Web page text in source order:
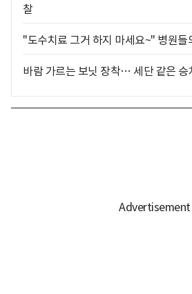
찰
"도수치료 그거 하지 마세요~" 병원들
바람 가르는 보닛 장착… 세단 같은 승